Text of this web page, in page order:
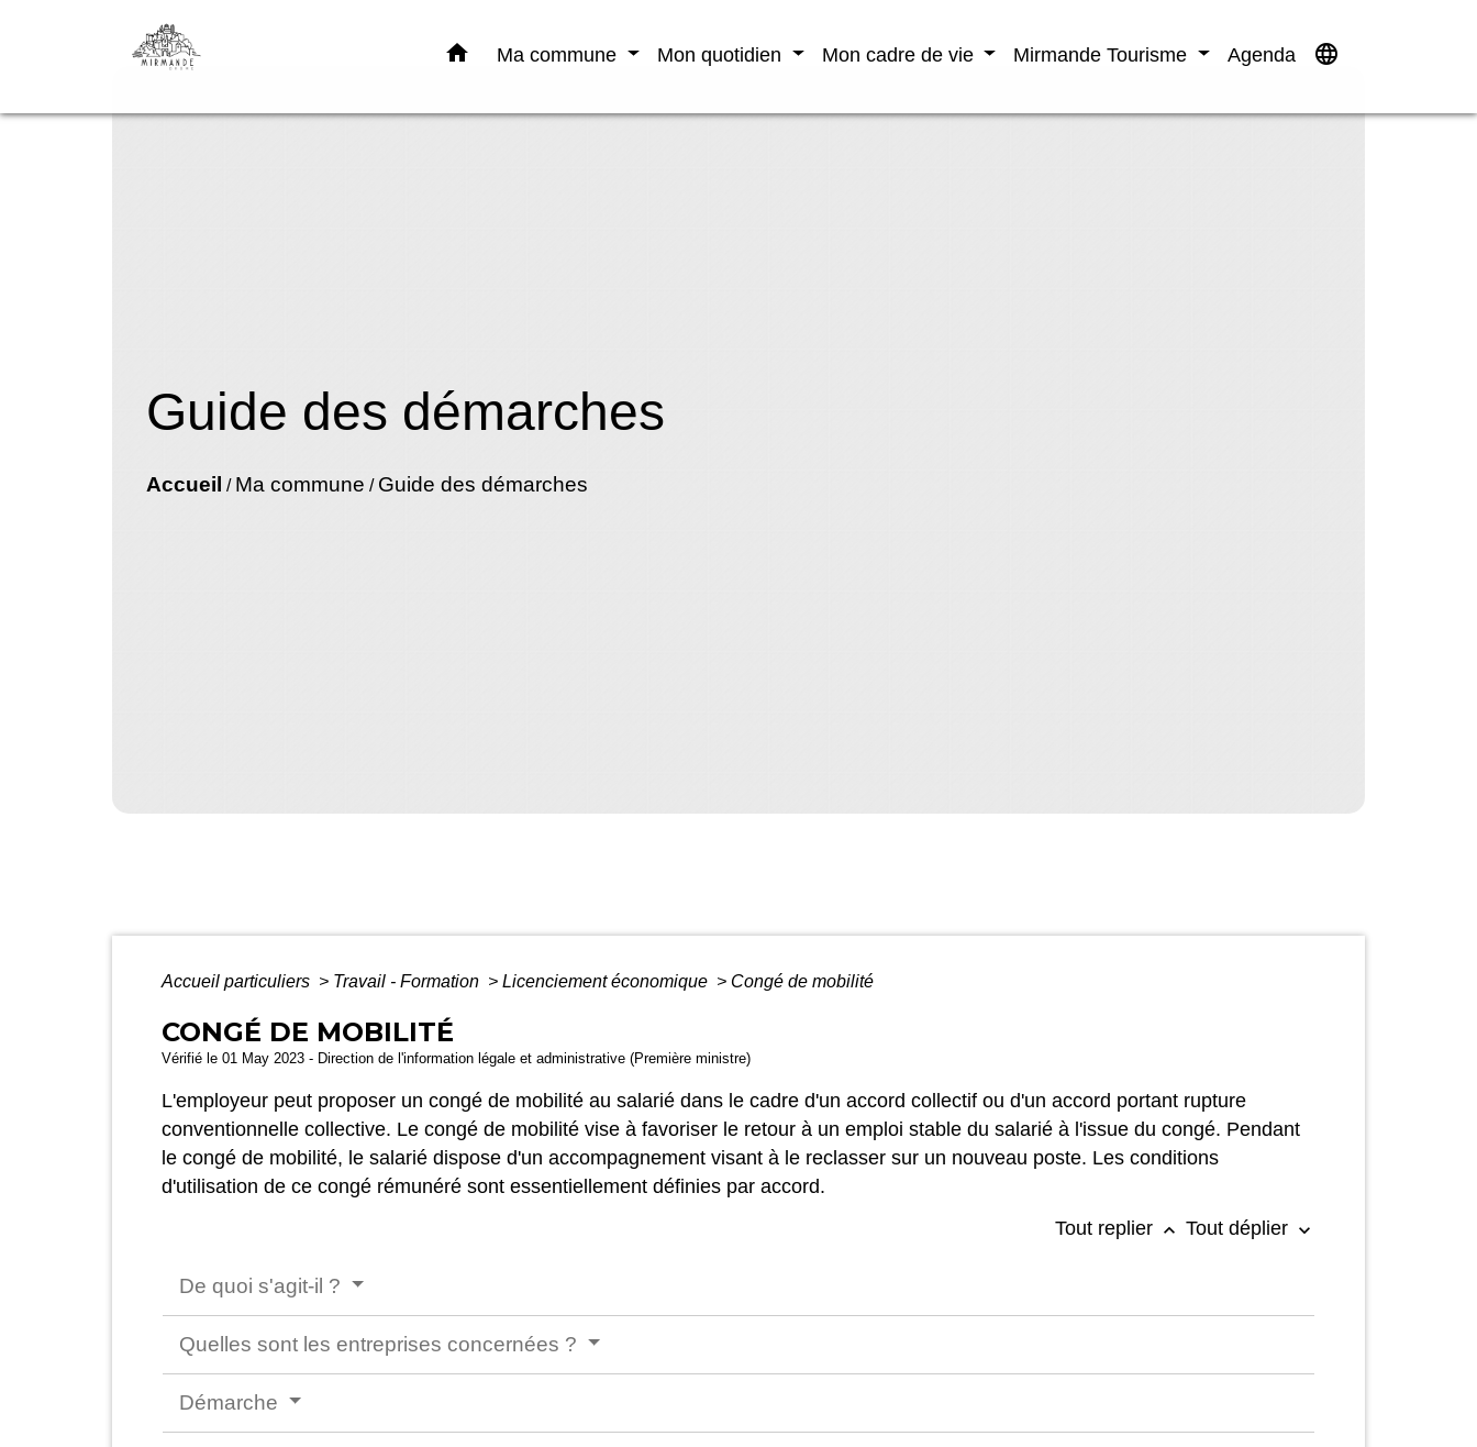
home Ma commune Mon quotidien Mon cadre de vie Mirmande Tourisme Agenda language
Guide des démarches
Accueil / Ma commune / Guide des démarches
Accueil particuliers > Travail - Formation > Licenciement économique > Congé de mobilité
CONGÉ DE MOBILITÉ
Vérifié le 01 May 2023 - Direction de l'information légale et administrative (Première ministre)
L'employeur peut proposer un congé de mobilité au salarié dans le cadre d'un accord collectif ou d'un accord portant rupture
conventionnelle collective. Le congé de mobilité vise à favoriser le retour à un emploi stable du salarié à l'issue du congé. Pendant
le congé de mobilité, le salarié dispose d'un accompagnement visant à le reclasser sur un nouveau poste. Les conditions
d'utilisation de ce congé rémunéré sont essentiellement définies par accord.
Tout replier keyboard_arrow_up Tout déplier keyboard_arrow_down
De quoi s'agit-il ?
Quelles sont les entreprises concernées ?
Démarche